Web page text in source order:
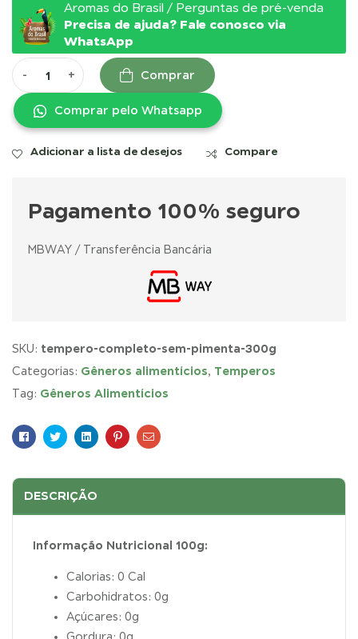
Aromas do Brasil / Perguntas de pré-venda
Precisa de ajuda? Fale conosco via
WhatsApp
- + Comprar
Comprar pelo Whatsapp
Adicionar a lista de desejos Compare
Pagamento 100% seguro
MBWAY / Transferência Bancária
SKU: tempero-completo-sem-pimenta-300g
Categorias: Gêneros alimentícios, Temperos
Tag: Gêneros Alimentícios
Facebook
TwitterLinkedinPinterest
E-
DESCRIÇÃO
Informação Nutricional 100g:
Calorias: 0 Cal
Carbohidratos: 0g
Açúcares: 0g